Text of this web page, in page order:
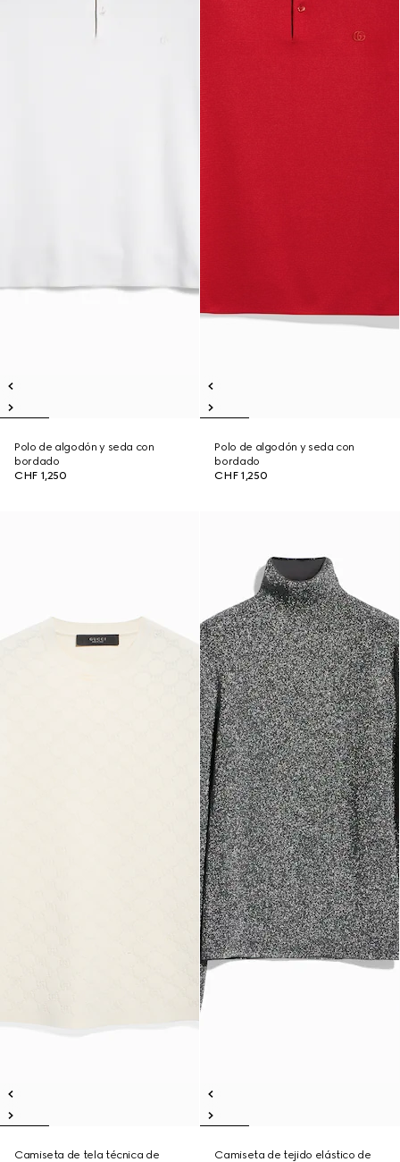
Polo de algodón y seda con
bordado
CHF 1,250
Polo de algodón y seda con
bordado
CHF 1,250
Camiseta de tela técnica de
Camiseta de tejido elástico de